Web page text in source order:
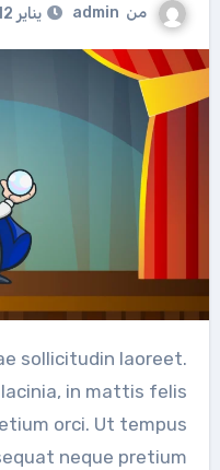
من admin يناير 12, 2020
in mattis felis
orci. Ut tempus
neque pretium